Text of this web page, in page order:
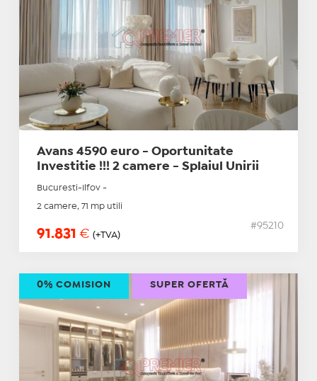
Avans 4590 euro - Oportunitate
Investitie !!! 2 camere - Splaiul Unirii
Bucuresti-Ilfov -
2 camere, 71 mp utili
91.831 € (+TVA)
#95210
0% COMISION SUPER OFERTĂ